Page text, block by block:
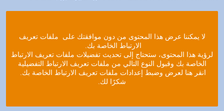
لا يمكننا عرض هذا المحتوى من دون موافقتك على ملفات تعريف
الارتباط الخاصة بك.
لرؤية هذا المحتوى، ستحتاج إلى تحديث تفضيلات ملفات تعريف الارتباط
الخاصة بك وقبول النوع التالي من ملفات تعريف الارتباط التفضيلية
انقر هنا لعرض وضبط إعدادات ملفات تعريف الارتباط الخاصة بك.
شكرًا لك.